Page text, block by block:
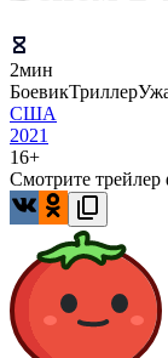
2мин
БоевикТриллер
США
2021
16+
Смотрите